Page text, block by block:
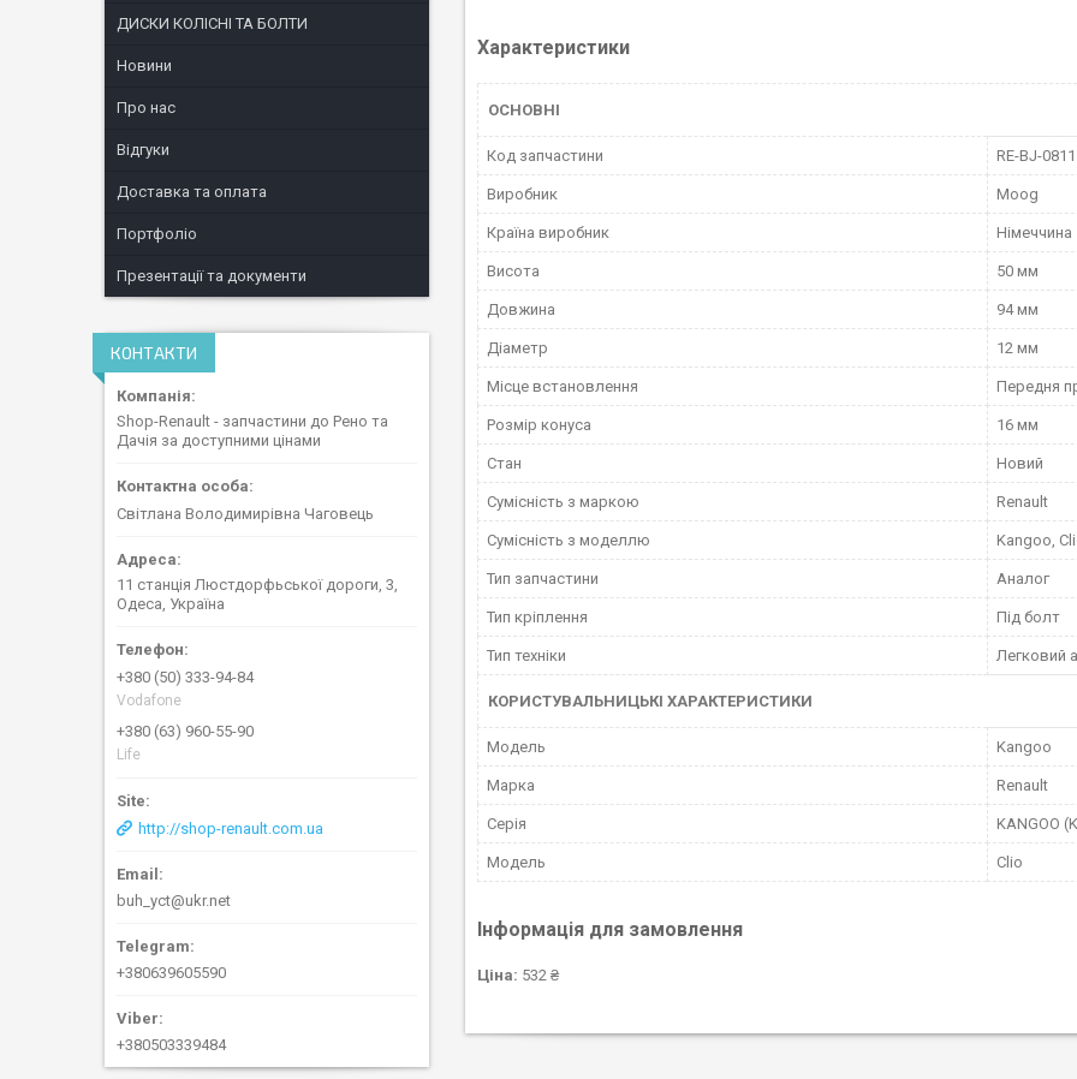
Характеристики
ОСНОВНІ
Код запчастини RE-BJ-0811
Виробник Moog
Країна виробник Німеччина
Висота 50 мм
Довжина 94 мм
Діаметр 12 мм
Місце встановлення Передня
Розмір конуса 16 мм
Стан Новий
Сумісність з маркою Renault
Сумісність з моделлю Kangoo,
Тип запчастини Аналог
Тип кріплення Під болт
Тип техніки Легковий
КОРИСТУВАЛЬНИЦЬКІ ХАРАКТЕРИСТИКИ
Мoдель Kangoo
Марка Renault
Серія KANGOO
Модель Clio
Інформація для замовлення
Ціна: 532 ₴
ДИСКИ КОЛІСНІ ТА БОЛТИ
Новини
Про нас
Відгуки
Доставка та оплата
Портфоліо
Презентації та документи
КОНТАКТИ
Shop-Renault - запчастини до Рено та
Дачія за доступними цінами
Світлана Володимирівна Чаговець
11 станція Люстдорфьської дороги, 3,
Одеса, Україна
+380 (50) 333-94-84
Vodafone
+380 (63) 960-55-90
Life
http://shop-renault.com.ua
buh_yct@ukr.net
+380639605590
+380503339484